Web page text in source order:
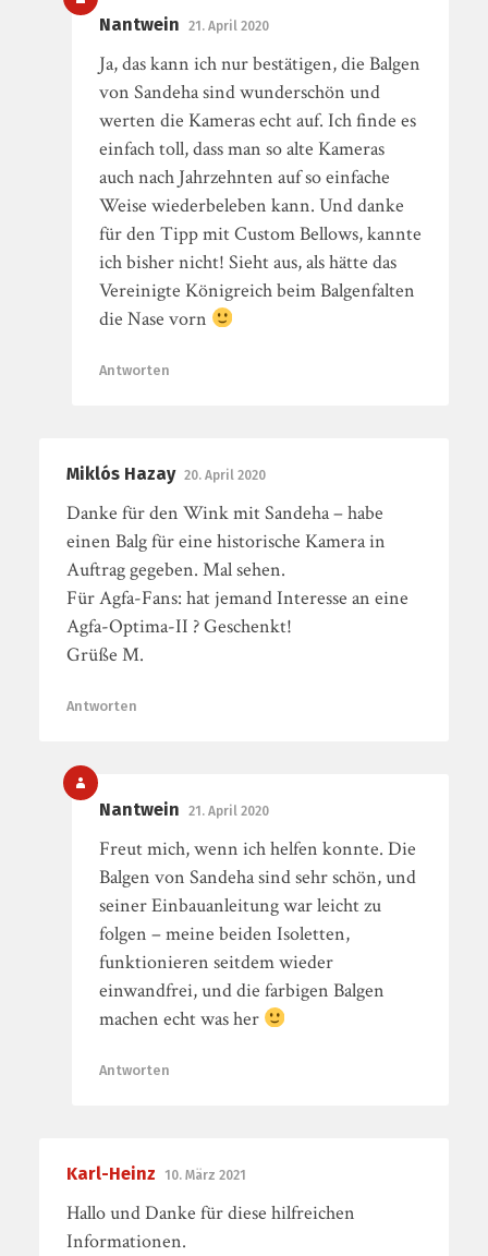
Nantwein 21. April 2020
Ja, das kann ich nur bestätigen, die Balgen
von Sandeha sind wunderschön und
werten die Kameras echt auf. Ich finde es
einfach toll, dass man so alte Kameras
auch nach Jahrzehnten auf so einfache
Weise wiederbeleben kann. Und danke
für den Tipp mit Custom Bellows, kannte
ich bisher nicht! Sieht aus, als hätte das
Vereinigte Königreich beim Balgenfalten
die Nase vorn
Antworten
Miklós Hazay 20. April 2020
Danke für den Wink mit Sandeha – habe
einen Balg für eine historische Kamera in
Auftrag gegeben. Mal sehen.
Für Agfa-Fans: hat jemand Interesse an eine
Agfa-Optima-II ? Geschenkt!
Grüße M.
Antworten
Nantwein 21. April 2020
Freut mich, wenn ich helfen konnte. Die
Balgen von Sandeha sind sehr schön, und
seiner Einbauanleitung war leicht zu
folgen – meine beiden Isoletten,
funktionieren seitdem wieder
einwandfrei, und die farbigen Balgen
machen echt was her
Antworten
Karl-Heinz 10. März 2021
Hallo und Danke für diese hilfreichen
Informationen.